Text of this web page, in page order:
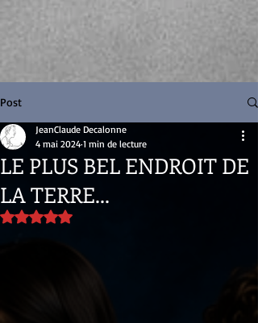
Post
LE PLUS BEL ENDROIT DE
LA TERRE...
JeanClaude Decalonne
4 mai 2024 1 min de lecture
Noté NaN étoiles sur 5.